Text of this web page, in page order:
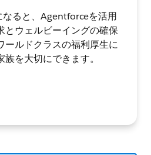
ると、Agentforceを活用
とウェルビーイングの確保
ールドクラスの福利厚生に
を大切にできます。